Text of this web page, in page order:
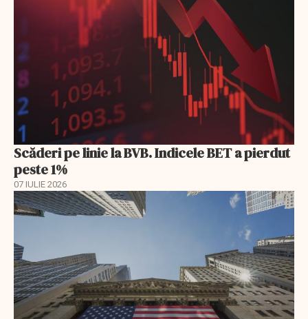
Scăderi pe linie la BVB. Indicele BET a pierdut
peste 1%
07 IULIE 2026